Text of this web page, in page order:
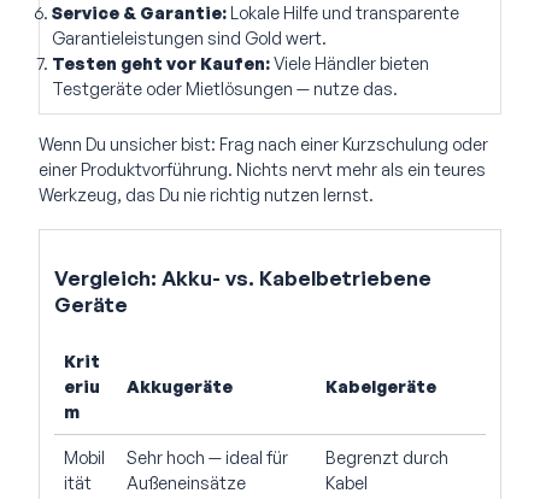
Service & Garantie: Lokale Hilfe und transparente
Garantieleistungen sind Gold wert.
Testen geht vor Kaufen:Viele Händler bieten
Testgeräte oder Mietlösungen — nutze das.
Wenn Du unsicher bist: Frag nach einer Kurzschulung oder
einer Produktvorführung. Nichts nervt mehr als ein teures
Werkzeug, das Du nie richtig nutzen lernst.
Vergleich: Akku- vs. Kabelbetriebene
Geräte
Krit
eriu
m
Akkugeräte Kabelgeräte
Mobil
ität
Sehr hoch — ideal für
Außeneinsätze
Begrenzt durch
Kabel